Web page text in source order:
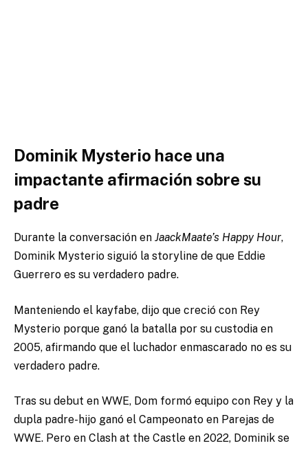
Dominik Mysterio hace una
impactante afirmación sobre su
padre
Durante la conversación en JaackMaate’s Happy Hour,
Dominik Mysterio siguió la storyline de que Eddie
Guerrero es su verdadero padre.
Manteniendo el kayfabe, dijo que creció con Rey
Mysterio porque ganó la batalla por su custodia en
2005, afirmando que el luchador enmascarado no es su
verdadero padre.
Tras su debut en WWE, Dom formó equipo con Rey y la
dupla padre-hijo ganó el Campeonato en Parejas de
WWE. Pero en Clash at the Castle en 2022, Dominik se